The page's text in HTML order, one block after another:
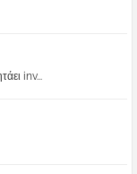
inv...